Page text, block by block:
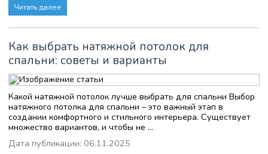
Читать далее
Как выбрать натяжной потолок для
спальни: советы и варианты
Какой натяжной потолок лучше выбрать для спальни Выбор
натяжного потолка для спальни – это важный этап в
создании комфортного и стильного интерьера. Существует
множество вариантов, и чтобы не ...
Дата публикации: 06.11.2025